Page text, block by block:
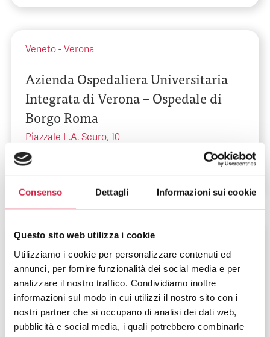
Consenso Dettagli Informazioni sui cookie
Questo sito web utilizza i cookie
Utilizziamo i cookie per personalizzare contenuti ed
annunci, per fornire funzionalità dei social media e per
analizzare il nostro traffico. Condividiamo inoltre
informazioni sul modo in cui utilizzi il nostro sito con i
nostri partner che si occupano di analisi dei dati web,
pubblicità e social media, i quali potrebbero combinarle
Veneto - Verona
Azienda Ospedaliera Universitaria
Integrata di Verona – Ospedale di
Borgo Roma
Piazzale L.A. Scuro, 10
Veneto-Verona
Azienda Ospedaliera Universitaria
Integrata di Verona – Ospedale di
Borgo Trento
Piazzale A. Stefani, 1